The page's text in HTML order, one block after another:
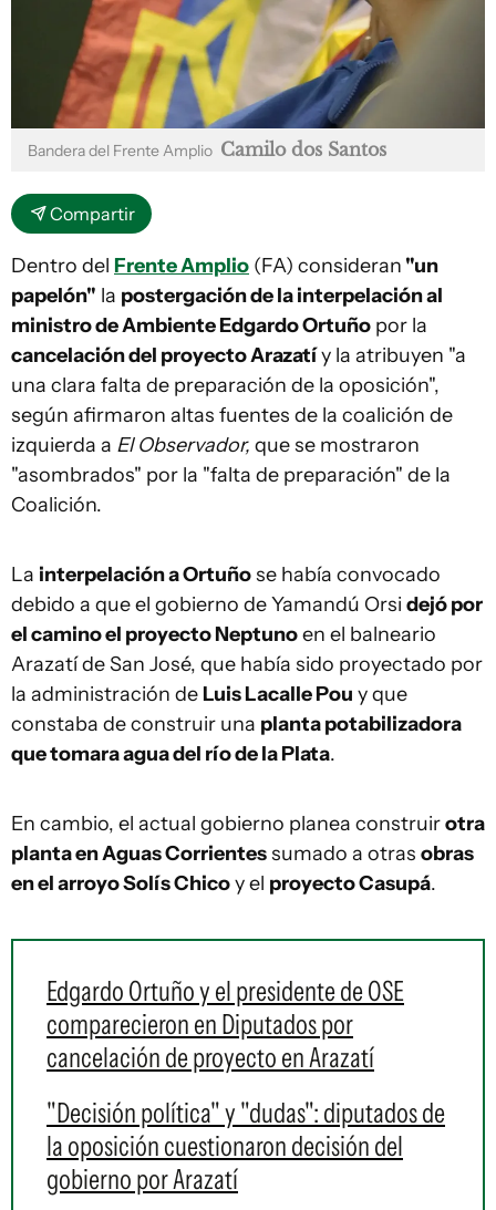
Bandera del Frente Amplio Camilo dos Santos
Compartir
Dentro del Frente Amplio (FA) consideran "un
papelón" la postergación de la interpelación al
ministro de Ambiente Edgardo Ortuño por la
cancelación del proyecto Arazatíy la atribuyen "a
una clara falta de preparación de la oposición",
según afirmaron altas fuentes de la coalición de
izquierda a El Observador, que se mostraron
"asombrados" por la "falta de preparación" de la
Coalición.
La interpelación a Ortuñose había convocado
debido a que el gobierno de Yamandú Orsi dejó por
el camino el proyecto Neptunoen el balneario
Arazatí de San José, que había sido proyectado por
la administración de Luis Lacalle Pou y que
constaba de construir una planta potabilizadora
que tomara agua del río de la Plata.
En cambio, el actual gobierno planea construirotra
planta en Aguas Corrientessumado a otras obras
en el arroyo Solís Chicoy el proyecto Casupá.
Edgardo Ortuño y el presidente de OSE
comparecieron en Diputados por
cancelación de proyecto en Arazatí
"Decisión política" y "dudas": diputados de
la oposición cuestionaron decisión del
gobierno por Arazatí